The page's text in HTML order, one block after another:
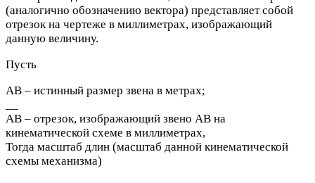
(аналогично обозначению вектора) представляет собой
отрезок на чертеже в миллиметрах, изображающий
данную величину.
Пусть
AB – истинный размер звена в метрах;
AB – отрезок, изображающий звено АВ на
кинематической схеме в миллиметрах,
Тогда масштаб длин (масштаб данной кинематической
схемы механизма)